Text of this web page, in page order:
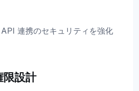
連携のセキュリティを強化
限設計